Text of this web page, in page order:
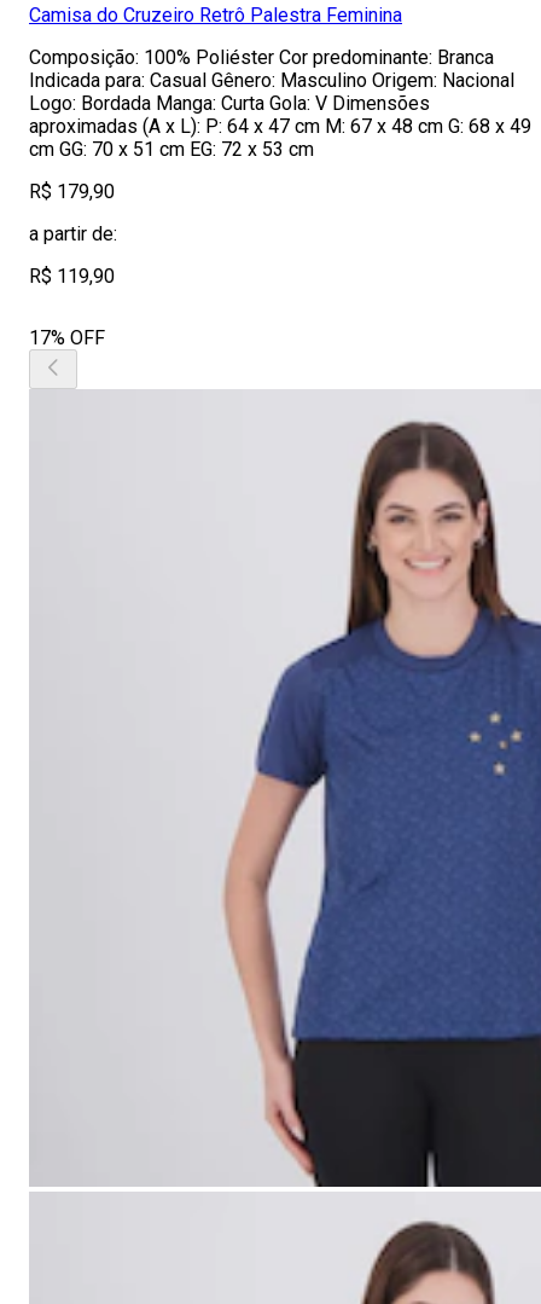
Camisa do Cruzeiro Retrô Palestra Feminina
Composição: 100% Poliéster Cor predominante: Branca
Indicada para: Casual Gênero: Masculino Origem: Nacional
Logo: Bordada Manga: Curta Gola: V Dimensões
aproximadas (A x L): P: 64 x 47 cm M: 67 x 48 cm G: 68 x 49
cm GG: 70 x 51 cm EG: 72 x 53 cm
R$ 179,90
a partir de:
R$ 119,90
17% OFF